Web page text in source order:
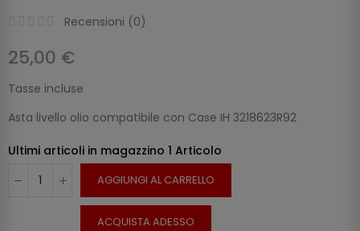
Recensioni (0)
25,00 €
Tasse incluse
Asta livello olio compatibile con Case IH 3218623R92
Ultimi articoli in magazzino 1 Articolo
AGGIUNGI AL CARRELLO
ACQUISTA ADESSO